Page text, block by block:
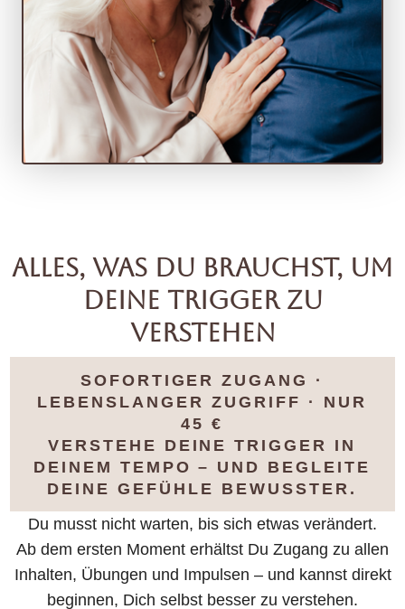
ALLES, WAS DU BRAUCHST, UM
DEINE TRIGGER ZU
VERSTEHEN ​
SOFORTIGER ZUGANG ·
LEBENSLANGER ZUGRIFF · NUR
45 €
VERSTEHE DEINE TRIGGER IN
DEINEM TEMPO – UND BEGLEITE
DEINE GEFÜHLE BEWUSSTER.
Du musst nicht warten, bis sich etwas verändert.
Ab dem ersten Moment erhältst Du Zugang zu allen
Inhalten, Übungen und Impulsen – und kannst direkt
beginnen, Dich selbst besser zu verstehen.